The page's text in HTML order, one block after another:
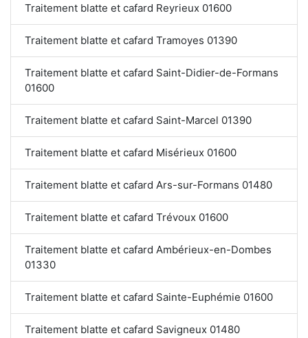
Traitement blatte et cafard Reyrieux 01600
Traitement blatte et cafard Tramoyes 01390
Traitement blatte et cafard Saint-Didier-de-Formans
01600
Traitement blatte et cafard Saint-Marcel 01390
Traitement blatte et cafard Misérieux 01600
Traitement blatte et cafard Ars-sur-Formans 01480
Traitement blatte et cafard Trévoux 01600
Traitement blatte et cafard Ambérieux-en-Dombes
01330
Traitement blatte et cafard Sainte-Euphémie 01600
Traitement blatte et cafard Savigneux 01480